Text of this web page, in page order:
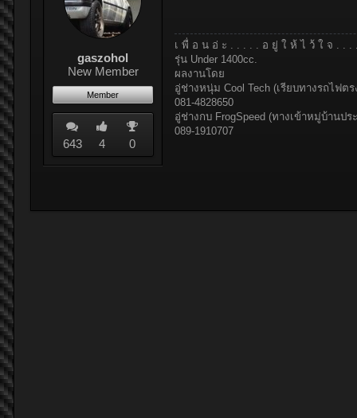
gaszohol
New Member
Member
643 4 0
เ พื่ อ น อ่ ะ . . . . . อ ยู่ ใ ห้ ไ ว้ ใ จ . .
รุ่น Under 1400cc.
ผลงานโดย
อู่ช่างหนุ่ม Cool Tech (เรียบทางรถไฟต
081-4828650
อู่ช่างกบ FrogSpeed (ทางเข้าหมู่บ้านปร
089-1910707